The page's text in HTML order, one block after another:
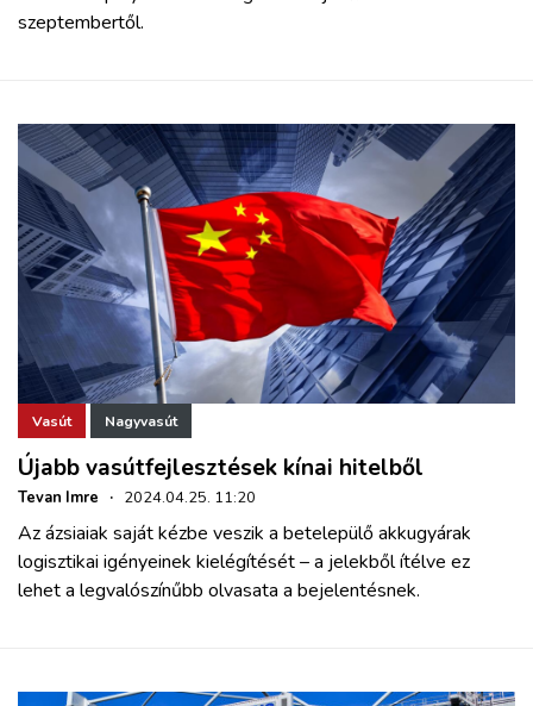
szeptembertől.
Vasút Nagyvasút
Újabb vasútfejlesztések kínai hitelből
Tevan Imre · 2024.04.25. 11:20
Az ázsiaiak saját kézbe veszik a betelepülő akkugyárak
logisztikai igényeinek kielégítését – a jelekből ítélve ez
lehet a legvalószínűbb olvasata a bejelentésnek.